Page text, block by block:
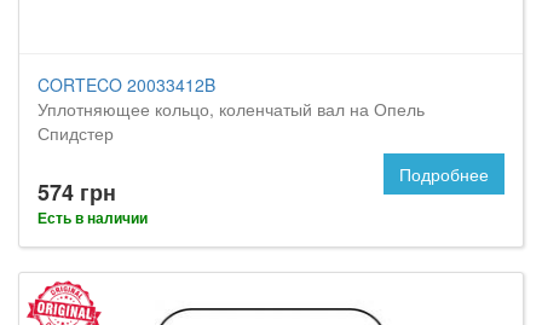
CORTECO 20033412B
Уплотняющее кольцо, коленчатый вал на Опель
Спидстер
574 грн
Есть в наличии
Подробнее